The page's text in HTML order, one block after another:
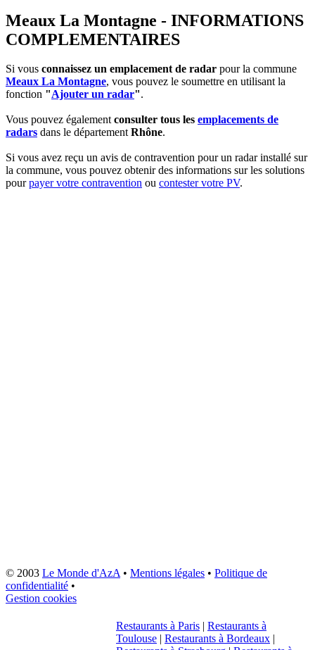
Meaux La Montagne - INFORMATIONS
COMPLEMENTAIRES
Si vous connaissez un emplacement de radar pour la commune
Meaux La Montagne, vous pouvez le soumettre en utilisant la
fonction "Ajouter un radar".
Vous pouvez égalementconsulter tous les emplacements de
radars dans le départementRhône.
Si vous avez reçu un avis de contravention pour un radar installé sur
la commune, vous pouvez obtenir des informations sur les solutions
pourpayer votre contravention ou contester votre PV.
© 2003 Le Monde d'AzA• Mentions légales • Politique de
confidentialité •
Gestion cookies
Restaurants à Paris | Restaurants à
Toulouse | Restaurants à Bordeaux |